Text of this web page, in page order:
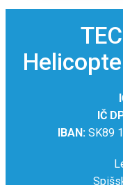
IČ
IBAN: SK89